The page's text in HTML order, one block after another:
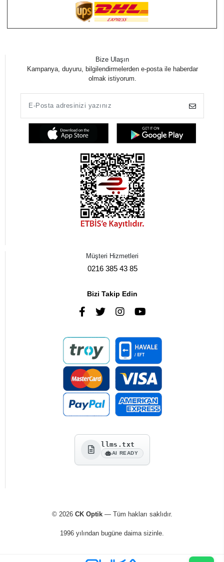
Bize Ulaşın
Kampanya, duyuru, bilgilendirmelerden e-posta ile haberdar
olmak istiyorum.
Müşteri Hizmetleri
0216 385 43 85
Bizi Takip Edin
llms.txt
AI READY
© 2026 CK Optik— Tüm hakları saklıdır.
1996 yılından bugüne daima sizinle.